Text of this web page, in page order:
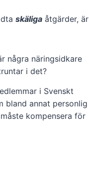
skäliga åtgärder, är
några näringsidkare
i det?
i Svenskt
bland annat personlig
kompensera för